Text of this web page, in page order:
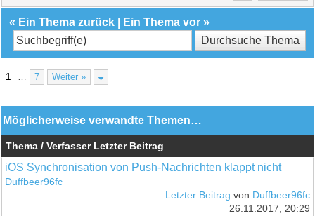
« Ein Thema zurück Ein Thema vor »
1 7 Weiter »
Möglicherweise verwandte Themen…
Thema / Verfasser Letzter Beitrag
iOS Synchronisation von Push-Nachrichten klappt nicht
Duffbeer96fc
Letzter Beitrag von Duffbeer96fc
26.11.2017, 20:29